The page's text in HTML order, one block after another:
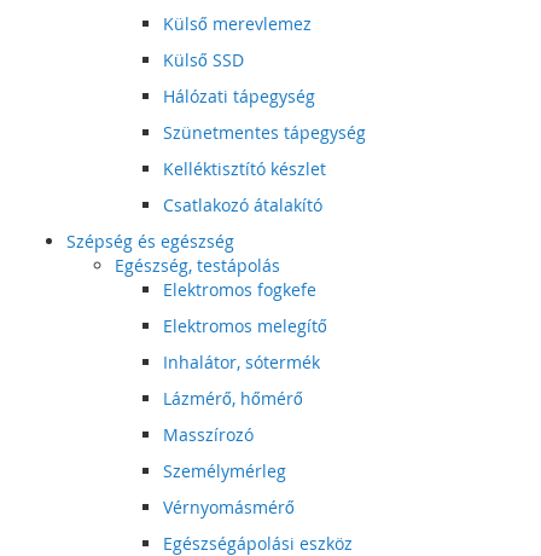
Külső merevlemez
Külső SSD
Hálózati tápegység
Szünetmentes tápegység
Kelléktisztító készlet
Csatlakozó átalakító
Szépség és egészség
Egészség, testápolás
Elektromos fogkefe
Elektromos melegítő
Inhalátor, sótermék
Lázmérő, hőmérő
Masszírozó
Személymérleg
Vérnyomásmérő
Egészségápolási eszköz